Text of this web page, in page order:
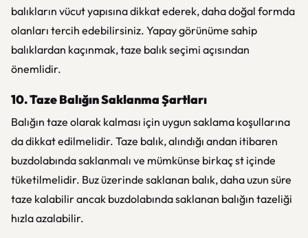
balıkların vücut yapısına dikkat ederek, daha doğal formda
olanları tercih edebilirsiniz. Yapay görünüme sahip
balıklardan kaçınmak, taze balık seçimi açısından
önemlidir.
10. Taze Balığın Saklanma Şartları
Balığın taze olarak kalması için uygun saklama koşullarına
da dikkat edilmelidir. Taze balık, alındığı andan itibaren
buzdolabında saklanmalı ve mümkünse birkaç st içinde
tüketilmelidir. Buz üzerinde saklanan balık, daha uzun süre
taze kalabilir ancak buzdolabında saklanan balığın tazeliği
hızla azalabilir.